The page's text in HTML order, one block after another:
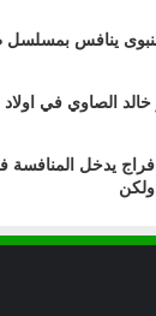
ينافس بمسلسل
خالد الصاوي في
فراج يدخل